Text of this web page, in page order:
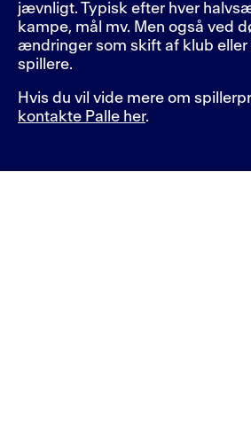
jævnligt. Typisk efter hver
kampe, mål mv. Men også ved
ændringer som skift af klub
spillere.
Hvis du vil vide mere om
kontakte Palle her.